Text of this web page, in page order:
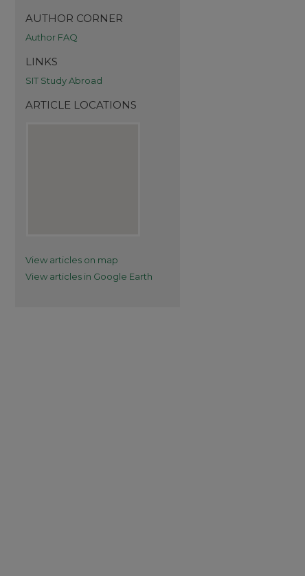
AUTHOR CORNER
Author FAQ
LINKS
SIT Study Abroad
ARTICLE LOCATIONS
View articles on map
View articles in Google Earth